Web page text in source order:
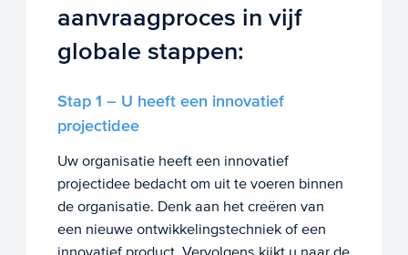
aanvraagproces in vijf
globale stappen:
Stap 1 – U heeft een innovatief
projectidee
Uw organisatie heeft een innovatief
projectidee bedacht om uit te voeren binnen
de organisatie. Denk aan het creëren van
een nieuwe ontwikkelingstechniek of een
innovatief product. Vervolgens kijkt u naar de